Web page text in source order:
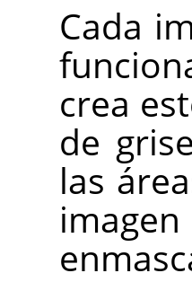
Cada
crea
de
las